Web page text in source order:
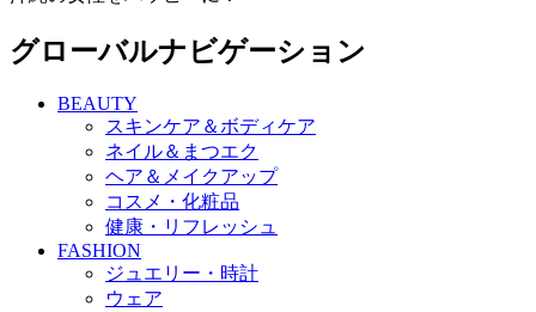
グローバルナビゲーション
BEAUTY
スキンケア＆ボディケア
ネイル＆まつエク
ヘア＆メイクアップ
コスメ・化粧品
健康・リフレッシュ
FASHION
ジュエリー・時計
ウェア